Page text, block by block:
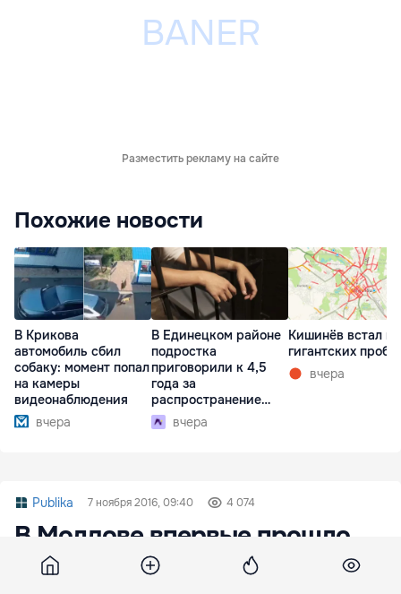
Разместить рекламу на сайте
Похожие новости
В Крикова
автомобиль сбил
собаку: момент попал
на камеры
видеонаблюдения
вчера
В Единецком районе
подростка
приговорили к 4,5
года за
распространение
наркотиков
вчера
Кишинёв встал в
гигантских
вчера
Publika 7 ноября 2016, 09:40 4 074
В Молдове впервые прошло
соревнование лошадей